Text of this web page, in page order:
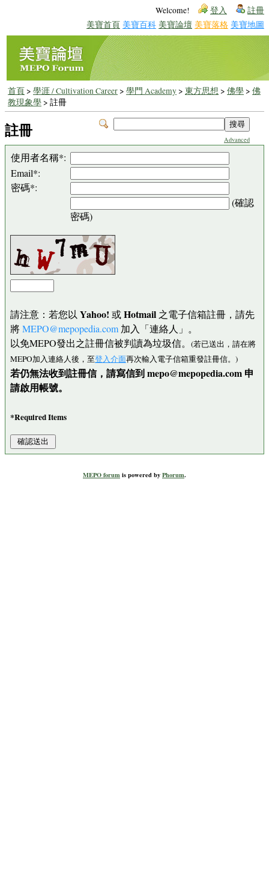
Welcome! 登入 註冊
美寶首頁 美寶百科 美寶論壇 美寶落格 美寶地圖
首頁> 學涯 / Cultivation Career> 學門 Academy> 東方思想 > 佛學> 佛
教現象學> 註冊
Advanced
註冊
使用者名稱*:
Email*:
密碼*:
(確認
密碼)
請注意：若您以 Yahoo! 或Hotmail 之電子信箱註冊，請先
將MEPO@mepopedia.com 加入「連絡人」。
以免MEPO發出之註冊信被判讀為垃圾信。 (若已送出，請在將
MEPO加入連絡人後，至登入介面再次輸入電子信箱重發註冊信。)
若仍無法收到註冊信，請寫信到 mepo@mepopedia.com 申
請啟用帳號。
*Required Items
MEPO forumis powered byPhorum.